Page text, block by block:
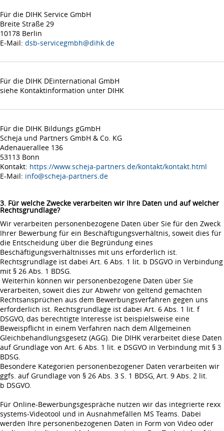
Für die DIHK Service GmbH
Breite Straße 29
10178 Berlin
E-Mail: dsb-servicegmbh@dihk.de
Für die DIHK DEinternational GmbH
siehe Kontaktinformation unter DIHK
Für die DIHK Bildungs gGmbH
Scheja und Partners GmbH & Co. KG
Adenauerallee 136
53113 Bonn
Kontakt: https://www.scheja-partners.de/kontakt/kontakt.html
E-Mail: info@scheja-partners.de
3. Für welche Zwecke verarbeiten wir Ihre Daten und auf welcher
Rechtsgrundlage?
Wir verarbeiten personenbezogene Daten über Sie für den Zweck
Ihrer Bewerbung für ein Beschäftigungsverhältnis, soweit dies für
die Entscheidung über die Begründung eines
Beschäftigungsverhältnisses mit uns erforderlich ist.
Rechtsgrundlage ist dabei Art. 6 Abs. 1 lit. b DSGVO in Verbindung
mit § 26 Abs. 1 BDSG.
Weiterhin können wir personenbezogene Daten über Sie
verarbeiten, soweit dies zur Abwehr von geltend gemachten
Rechtsansprüchen aus dem Bewerbungsverfahren gegen uns
erforderlich ist. Rechtsgrundlage ist dabei Art. 6 Abs. 1 lit. f
DSGVO, das berechtigte Interesse ist beispielsweise eine
Beweispflicht in einem Verfahren nach dem Allgemeinen
Gleichbehandlungsgesetz (AGG). Die DIHK verarbeitet diese Daten
auf Grundlage von Art. 6 Abs. 1 lit. e DSGVO in Verbindung mit § 3
BDSG.
Besondere Kategorien personenbezogener Daten verarbeiten wir
ggfs. auf Grundlage von § 26 Abs. 3 S. 1 BDSG, Art. 9 Abs. 2 lit.
b DSGVO.
Für Online-Bewerbungsgespräche nutzen wir das integrierte rexx
systems-Videotool und in Ausnahmefällen MS Teams. Dabei
werden Ihre personenbezogenen Daten in Form von Video oder